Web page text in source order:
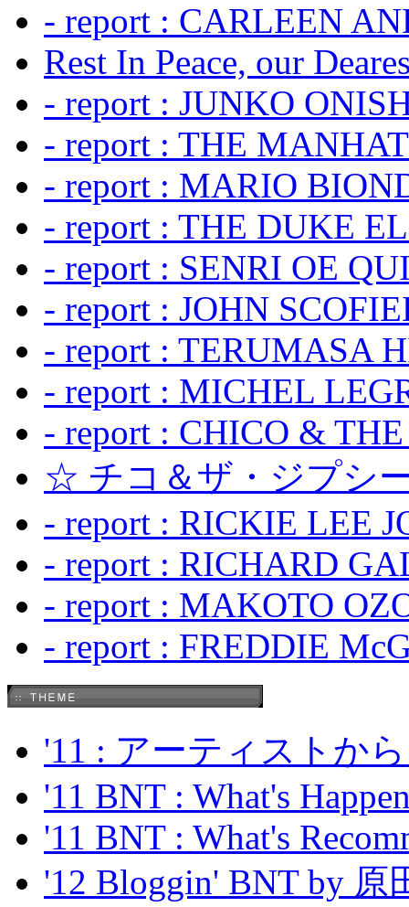
- report : CARLEEN
Rest In Peace, our
- report : JUNKO
- report : THE
- report : MARIO
- report : THE DUKE
- report : SENRI OE
- report : JOHN
- report : TERUMASA
- report : MICHEL
- report : CHICO &
☆ チコ＆ザ・ジプシ
- report : RICKIE LEE
- report : RICHARD
- report : MAKOTO
- report : FREDDIE
'11 : アーティストか
'11 BNT : What's
'11 BNT : What's
'12 Bloggin' BNT by 原